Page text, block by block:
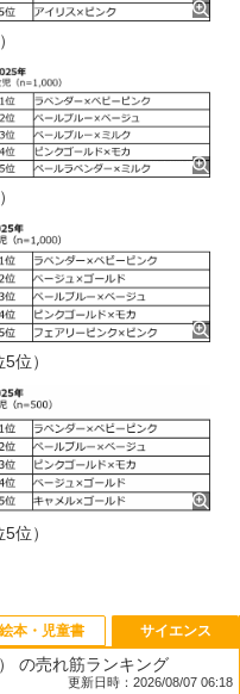
位）
位）
絵本・児童書 サイエンス
の売れ筋ランキング
更新日時：2026/08/07 06:18